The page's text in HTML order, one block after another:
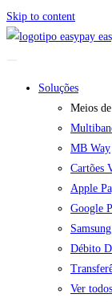
Skip to content
Soluções
Meios
MB Way
Cartões
Apple
Google
Débito
Ver